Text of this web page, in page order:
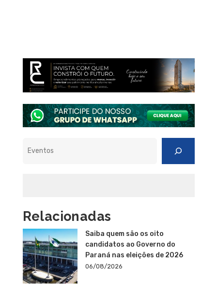
Relacionadas
Saiba quem são os oito
candidatos ao Governo do
Paraná nas eleições de 2026
06/08/2026